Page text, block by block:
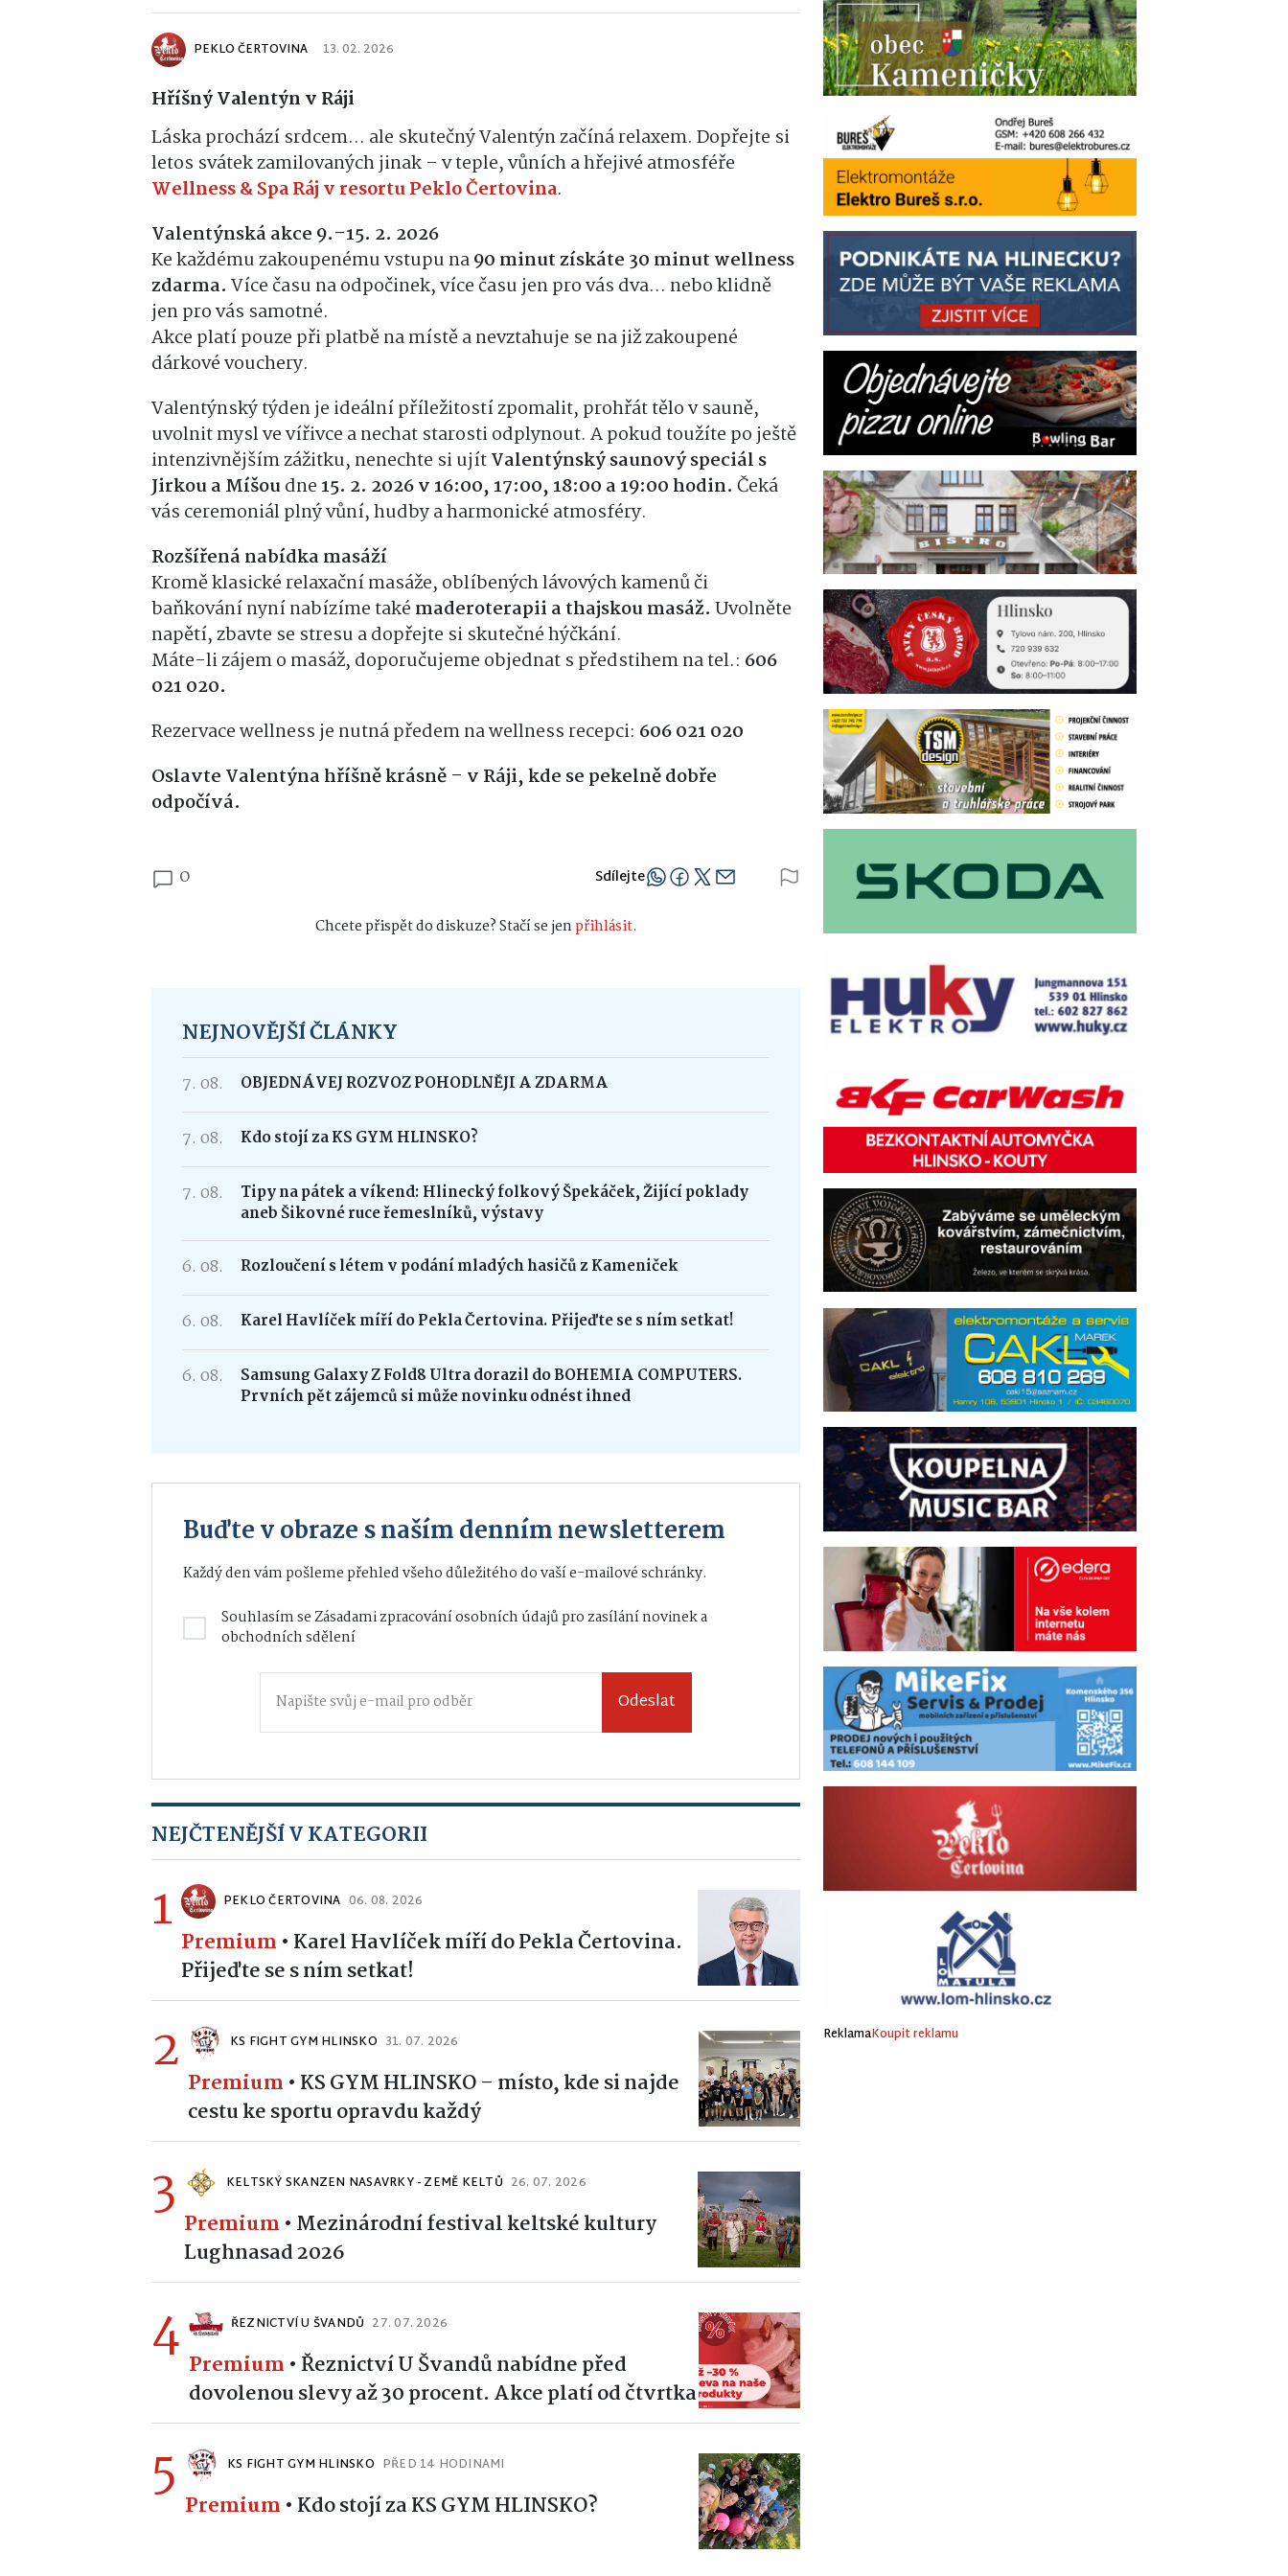
PEKLO ČERTOVINA 13. 02. 2026
Hříšný Valentýn v Ráji
Láska prochází srdcem… ale skutečný Valentýn začíná relaxem. Dopřejte si
letos svátek zamilovaných jinak – v teple, vůních a hřejivé atmosféře
Wellness & Spa Ráj v resortu Peklo Čertovina.
Valentýnská akce 9.–15. 2. 2026
Ke každému zakoupenému vstupu na90 minut získáte 30 minut wellness
zdarma. Více času na odpočinek, více času jen pro vás dva… nebo klidně
jen pro vás samotné.
Akce platí pouze při platbě na místě a nevztahuje se na již zakoupené
dárkové vouchery.
Valentýnský týden je ideální příležitostí zpomalit, prohřát tělo v sauně,
uvolnit mysl ve vířivce a nechat starosti odplynout. A pokud toužíte po ještě
intenzivnějším zážitku, nenechte si ujítValentýnský saunový speciál s
Jirkou a Míšoudne 15. 2. 2026 v 16:00, 17:00, 18:00 a 19:00 hodin. Čeká
vás ceremoniál plný vůní, hudby a harmonické atmosféry.
Rozšířená nabídka masáží
Kromě klasické relaxační masáže, oblíbených lávových kamenů či
baňkování nyní nabízíme také maderoterapii a thajskou masáž. Uvolněte
napětí, zbavte se stresu a dopřejte si skutečné hýčkání.
Máte-li zájem o masáž, doporučujeme objednat s předstihem na tel.: 606
021 020.
Rezervace wellness je nutná předem na wellness recepci: 606 021 020
Oslavte Valentýna hříšně krásně – v Ráji, kde se pekelně dobře
odpočívá.
0 Sdílejte
Chcete přispět do diskuze? Stačí se jenpřihlásit.
NEJNOVĚJŠÍ ČLÁNKY
7. 08. OBJEDNÁVEJ ROZVOZ POHODLNĚJI A ZDARMA
7. 08. Kdo stojí za KS GYM HLINSKO?
7. 08.
Tipy na pátek a víkend: Hlinecký folkový Špekáček, Žijící poklady
aneb Šikovné ruce řemeslníků, výstavy
6. 08. Rozloučení s létem v podání mladých hasičů z Kameniček
6. 08. Karel Havlíček míří do Pekla Čertovina. Přijeďte se s ním setkat!
6. 08.
Samsung Galaxy Z Fold8 Ultra dorazil do BOHEMIA COMPUTERS.
Prvních pět zájemců si může novinku odnést ihned
Buďte v obraze s naším denním newsletterem
Každý den vám pošleme přehled všeho důležitého do vaší e-mailové schránky.
Souhlasím seZásadami zpracování osobních údajůpro zasílání novinek a
obchodních sdělení
Odeslat
NEJČTENĚJŠÍ V KATEGORII
1 PEKLO ČERTOVINA 06. 08. 2026
Premium • Karel Havlíček míří do Pekla Čertovina.
Přijeďte se s ním setkat!
2 KS FIGHT GYM HLINSKO 31. 07. 2026
Premium • KS GYM HLINSKO – místo, kde si najde
cestu ke sportu opravdu každý
3 KELTSKÝ SKANZEN NASAVRKY - ZEMĚ KELTŮ 26. 07. 2026
Premium • Mezinárodní festival keltské kultury
Lughnasad 2026
4 ŘEZNICTVÍ U ŠVANDŮ 27. 07. 2026
Premium •Řeznictví U Švandů nabídne před
dovolenou slevy až 30 procent. Akce platí od čtvrtka
5 KS FIGHT GYM HLINSKO PŘED 14 HODINAMI
Premium • Kdo stojí za KS GYM HLINSKO?
ReklamaKoupit reklamu